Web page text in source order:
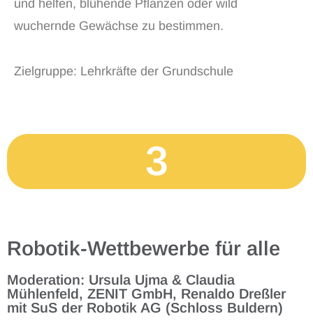
und helfen, blühende Pflanzen oder wild
wuchernde Gewächse zu bestimmen.
Zielgruppe: Lehrkräfte der Grundschule
3
Robotik-Wettbewerbe für alle
Moderation: Ursula Ujma & Claudia
Mühlenfeld, ZENIT GmbH, Renaldo Dreßler
mit SuS der Robotik AG (Schloss Buldern)